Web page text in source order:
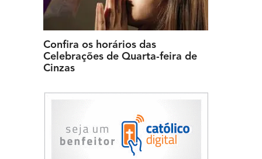
Confira os horários das
Celebrações de Quarta-feira de
Cinzas